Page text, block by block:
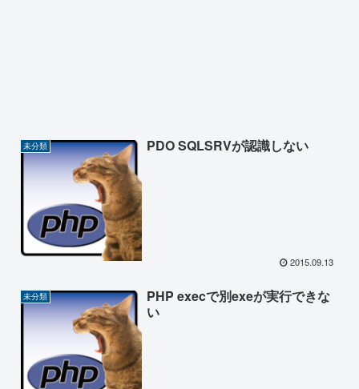
未分類 PDO SQLSRVが認識しない
2015.09.13
未分類
PHP execで別exeが実行できな
い